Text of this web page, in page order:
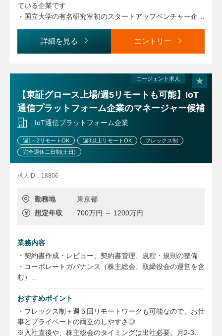
2. 幅広い事業領域に携わることができる
する会社であり、他社では経験できない広範囲な事業領域に
関わることができます。・国内・海外業務を両方担当し、広
・海外留学や海外統括会社の法務担当者としての赴任含め、
中長期的な視点で育成する方針であり、法務担当者としての
キャリアアップを支援します。
ことがあります。
└弁護士経験豊富なメンバー含む2名の法務担当とともに、
っていただきたいと考えています。
└既存の法務担当がいるため、分担しながらご対応いただき
業だからこその大きな裁量の中で様々な貢献に期待していま
す。
ている企業です
・国立大学の有名研究室初のスタートアップベンチャー企業
・事業戦略の実現に不可欠な役割を担っているポジション
詳細を見る エントリー
エージェント求人
【東証グロース上場/週5リモートも可能】IoT
通信プラットフォーム企業のマネージャー候補
IoT通信プラットフォーム企業
週1～2リモートOK 週3以上リモートOK
フレックス制
完全週休二日制(土日)
求人ID：18806
勤務地
東京都
想定年収
700万円 ～ 1200万円
業務内容
・契約書作成・レビュー、契約書管理、規程・規則の整備
・コーポレートガバナンス（株主総会、取締役会の運営を含
む）
・社内コンプライアンス（インサイダー取引規制等の社内教
育、リスクコンプライアンス委員会運営）
・その他DX推進、弁護士対応、紛争対応
※ご関心に応じ、M&Aや出資にも関わって頂きます
おすすめポイント
・フレックス制＋週５回リモートワークも可能なので、お仕
事とプライベートの両立のしやすさ◎
※入社直後や、株主総会のタイミングは出社必要。月2-3回